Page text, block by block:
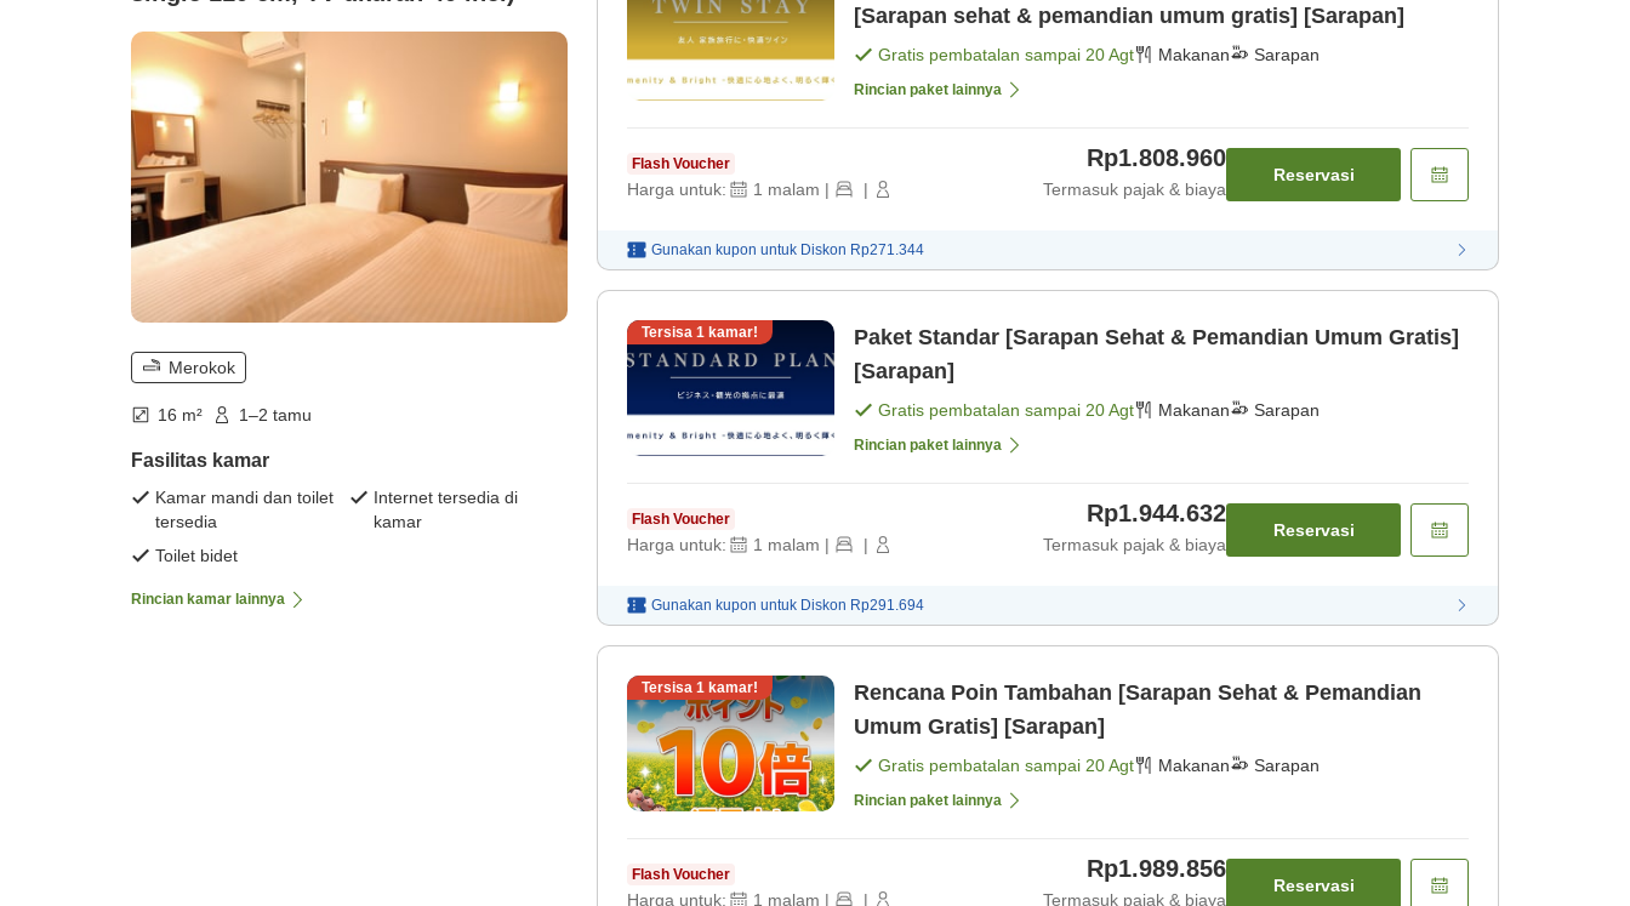
Merokok
16 m² 1–2 tamu
Fasilitas kamar
Kamar mandi dan toilet
tersedia
Internet tersedia di
kamar
Toilet bidet
Rincian kamar lainnya
[Sarapan sehat & pemandian umum gratis] [Sarapan]
Gratis pembatalan sampai 20 Agt Makanan Sarapan
Rincian paket lainnya
Flash Voucher
Harga untuk: 1 malam | |
Rp1.808.960
Termasuk pajak & biaya
Reservasi
Gunakan kupon untuk Diskon Rp271.344
Tersisa 1 kamar!
Paket Standar [Sarapan Sehat & Pemandian Umum Gratis]
[Sarapan]
Gratis pembatalan sampai 20 Agt Makanan Sarapan
Rincian paket lainnya
Flash Voucher
Harga untuk: 1 malam | |
Rp1.944.632
Termasuk pajak & biaya
Reservasi
Gunakan kupon untuk Diskon Rp291.694
Tersisa 1 kamar!
Rencana Poin Tambahan [Sarapan Sehat & Pemandian
Umum Gratis] [Sarapan]
Gratis pembatalan sampai 20 Agt Makanan Sarapan
Rincian paket lainnya
Flash Voucher
Harga untuk: 1 malam | |
Rp1.989.856
Termasuk pajak & biaya
Reservasi